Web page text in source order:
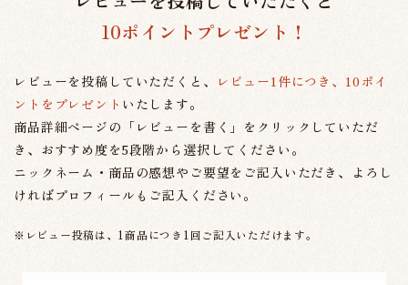
10ポイントプレゼント！
レビューを投稿していただくと、 レビュー1件につき、10ポイ
ントをプレゼント いたします。
商品詳細ページの「レビューを書く」をクリックしていただ
き、おすすめ度を5段階から選択してください。
ニックネーム・商品の感想やご要望をご記入いただき、よろし
ければプロフィールもご記入ください。
※レビュー投稿は、1商品につき1回ご記入いただけます。